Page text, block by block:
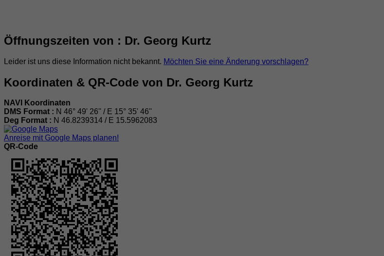
Öffnungszeiten von : Dr. Georg Kurtz
Leider ist uns diese Information nicht bekannt. Möchten Sie eine Änderung vorschlagen?
Koordinaten & QR-Code von Dr. Georg Kurtz
NAVI Koordinaten
DMS Format : N 46° 49' 26'' / E 15° 35' 46''
Deg Format : N 46.8239314 / E 15.5962083
Anreise mit Google Maps planen!
QR-Code